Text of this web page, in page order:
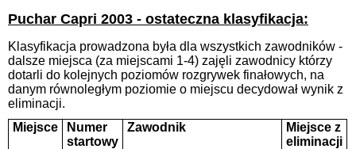
Puchar Capri 2003 - ostateczna klasyfikacja:
Klasyfikacja prowadzona była dla wszystkich zawodników -
dalsze miejsca (za miejscami 1-4) zajęli zawodnicy którzy
dotarli do kolejnych poziomów rozgrywek finałowych, na
danym równoległym poziomie o miejscu decydował wynik z
eliminacji.
Miejsce
Numer
startowy
Zawodnik
Miejsce z
eliminacji